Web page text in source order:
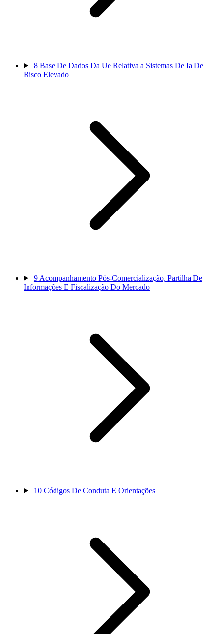
8 Base De Dados Da Ue Relativa a Sistemas De Ia De
Risco Elevado
9 Acompanhamento Pós-Comercialização, Partilha De
Informações E Fiscalização Do Mercado
10 Códigos De Conduta E Orientações